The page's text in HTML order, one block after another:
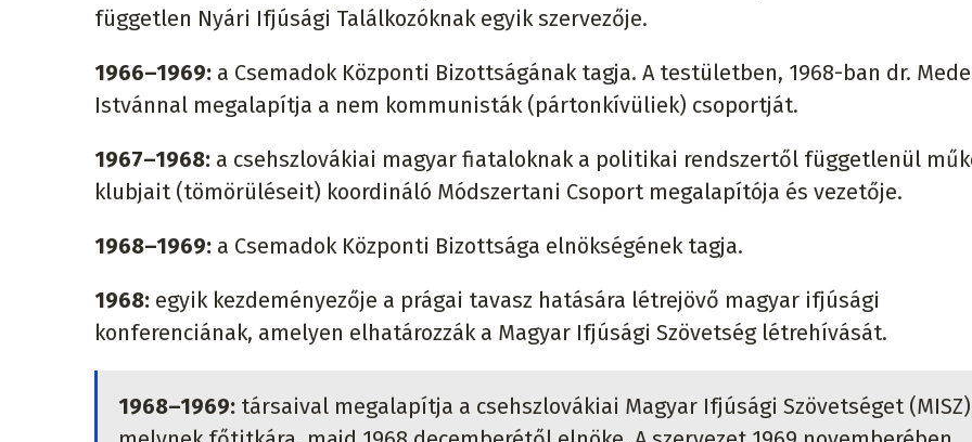
független Nyári Ifjúsági Találkozóknak egyik szervezője.
1966–1969: a Csemadok Központi Bizottságának tagja. A testületben, 1968-ban dr. Mede
Istvánnal megalapítja a nem kommunisták (pártonkívüliek) csoportját.
1967–1968: a csehszlovákiai magyar fiataloknak a politikai rendszertől függetlenül
klubjait (tömörüléseit) koordináló Módszertani Csoport megalapítója és vezetője.
1968–1969: a Csemadok Központi Bizottsága elnökségének tagja.
1968: egyik kezdeményezője a prágai tavasz hatására létrejövő magyar ifjúsági
konferenciának, amelyen elhatározzák a Magyar Ifjúsági Szövetség létrehívását.
1968–1969:társaival megalapítja a csehszlovákiai Magyar Ifjúsági Szövetséget